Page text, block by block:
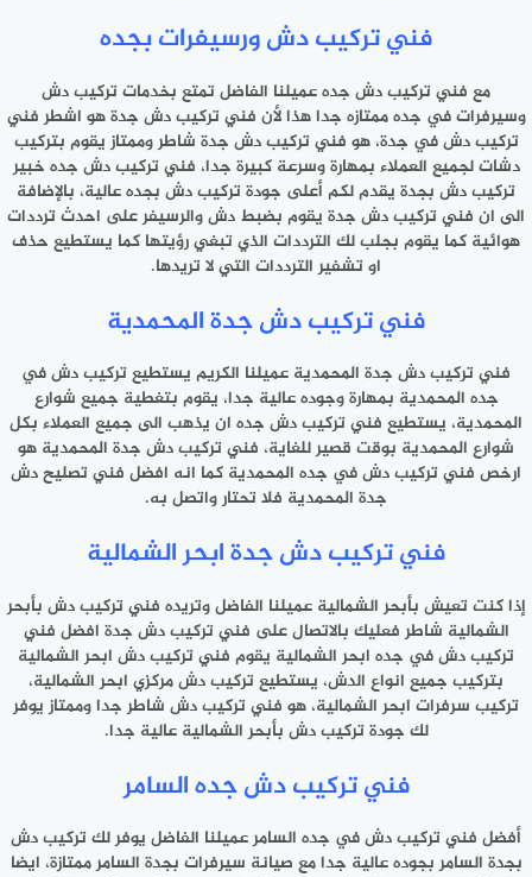
فني تركيب دش ورسيفرات بجده
مع فني تركيب دش جده عميلنا الفاضل تمتع بخدمات تركيب دش
وسيرفرات في جده ممتازه جدا هذا لأن فني تركيب دش جدة هو اشطر فني
تركيب دش في جدة، هو فني تركيب دش جدة شاطر وممتاز يقوم بتركيب
دشات لجميع العملاء بمهارة وسرعة كبيرة جدا، فني تركيب دش جده خبير
تركيب دش بجدة يقدم لكم أعلى جودة تركيب دش بجده عالية، بالإضافة
الى ان فني تركيب دش جدة يقوم بضبط دش والرسيفر على احدث ترددات
هوائية كما يقوم بجلب لك الترددات الذي تبغي رؤيتها كما يستطيع حذف
او تشفير الترددات التي لا تريدها.
فني تركيب دش جدة المحمدية
فني تركيب دش جدة المحمدية عميلنا الكريم يستطيع تركيب دش في
جده المحمدية بمهارة وجوده عالية جدا، يقوم بتغطية جميع شوارع
المحمدية، يستطيع فني تركيب دش جده ان يذهب الى جميع العملاء بكل
شوارع المحمدية بوقت قصير للغاية، فني تركيب دش جدة المحمدية هو
ارخص فني تركيب دش في جده المحمدية كما انه افضل فني تصليح دش
جدة المحمدية فلا تحتار واتصل به.
فني تركيب دش جدة ابحر الشمالية
إذا كنت تعيش بأبحر الشمالية عميلنا الفاضل وتريده فني تركيب دش بأبحر
الشمالية شاطر فعليك بالاتصال على فني تركيب دش جدة افضل فني
تركيب دش في جده ابحر الشمالية يقوم فني تركيب دش ابحر الشمالية
بتركيب جميع انواع الدش، يستطيع تركيب دش مركزي ابحر الشمالية،
تركيب سرفرات ابحر الشمالية، هو فني تركيب دش شاطر جدا وممتاز يوفر
لك جودة تركيب دش بأبحر الشمالية عالية جدا.
فني تركيب دش جده السامر
أفضل فني تركيب دش في جده السامر عميلنا الفاضل يوفر لك تركيب دش
بجدة السامر بجوده عالية جدا مع صيانة سيرفرات بجدة السامر ممتازة، ايضا